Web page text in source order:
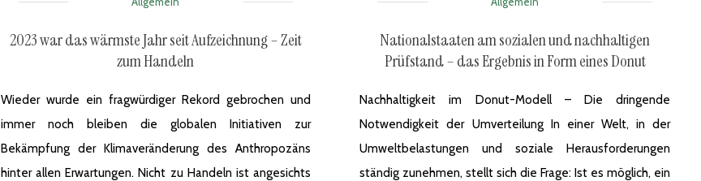
2023 war das wärmste Jahr seit Aufzeichnung – Zeit
zum Handeln
Wieder wurde ein fragwürdiger Rekord gebrochen und
immer noch bleiben die globalen Initiativen zur
Bekämpfung der Klimaveränderung des Anthropozäns
hinter allen Erwartungen. Nicht zu Handeln ist angesichts
Nationalstaaten am sozialen und nachhaltigen
Prüfstand – das Ergebnis in Form eines Donut
Nachhaltigkeit im Donut-Modell – Die dringende
Notwendigkeit der Umverteilung In einer Welt, in der
Umweltbelastungen und soziale Herausforderungen
ständig zunehmen, stellt sich die Frage: Ist es möglich, ein